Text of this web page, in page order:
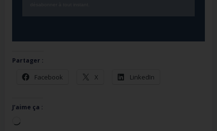
Partager :
Facebook X LinkedIn
J’aime ça :